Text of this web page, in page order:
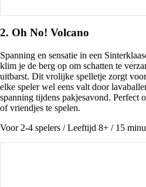
2. Oh No! Volcano
Spanning en sensatie in een
klim je de berg op om schatten te
uitbarst. Dit vrolijke spelletje zorgt
elke speler wel eens valt door
spanning tijdens pakjesavond. Perfect
of vriendjes te spelen.
Voor 2-4 spelers / Leeftijd 8+ / 15